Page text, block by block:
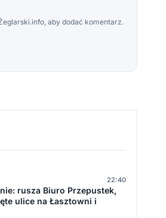
aby dodać komentarz.
22:40
rusza Biuro Przepustek,
ulice na Łasztowni i